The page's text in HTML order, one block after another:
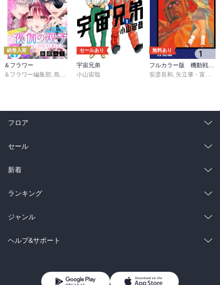
続巻入荷
＆フラワー
＆フラワー編集部 島袋ユミ , ましい柚茉 真村澪生,もりなかもなか
セールあり
宇宙兄弟
小山宙哉
無料あり
安彦良和 矢立肇・富野由悠季
フロア
総合
ラノベ
雑誌・グラビア
BL・TL
セール
総合
ラノベ
雑誌・グラビア
BL・TL
新着
総合
ラノベ
雑誌・グラビア
ランキング
総合
ラノベ
ジャンル
コミック
ヘルプ&サポート